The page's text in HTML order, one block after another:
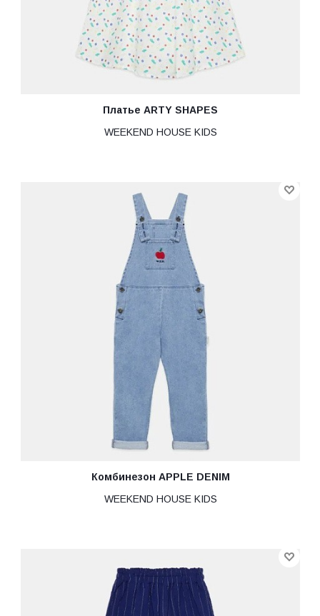
Платье ARTY SHAPES
WEEKEND HOUSE KIDS
Комбинезон APPLE DENIM
WEEKEND HOUSE KIDS